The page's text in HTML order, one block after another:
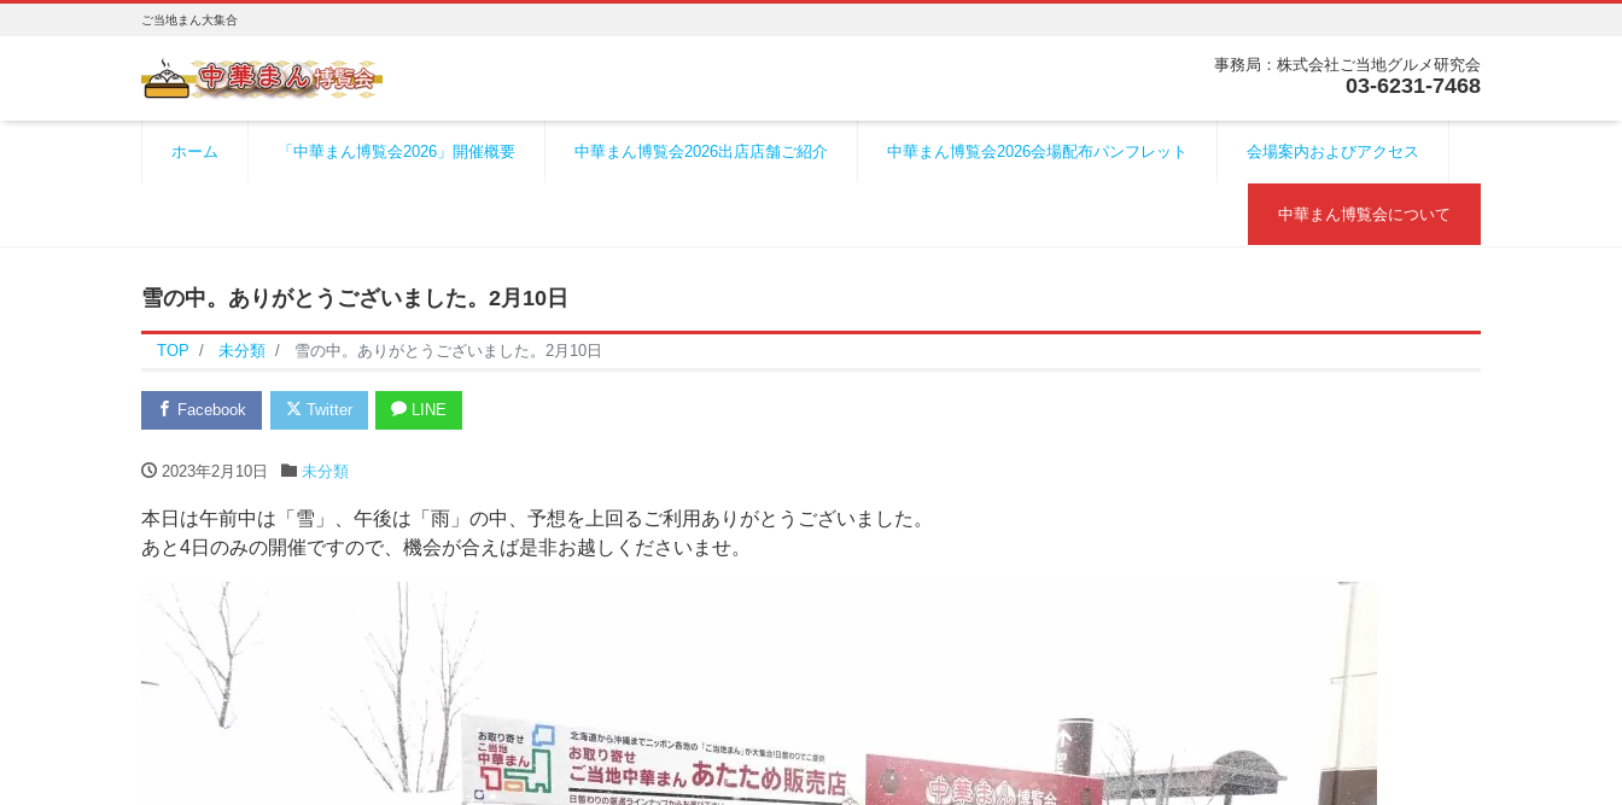
ご当地まん大集合
事務局：株式会社ご当地グルメ研究会
03-6231-7468
ホーム 「中華まん博覧会2026」開催概要 中華まん博覧会2026出店店舗ご紹介 中華まん博覧会2026会場配布パンフレット 会場案内およびアクセス
中華まん博覧会について
雪の中。ありがとうございました。2月10日
TOP 未分類 雪の中。ありがとうございました。2月10日
Facebook Twitter LINE
2023年2月10日 未分類
本日は午前中は「雪」、午後は「雨」の中、予想を上回るご利用ありがとうございました。
あと4日のみの開催ですので、機会が合えば是非お越しくださいませ。